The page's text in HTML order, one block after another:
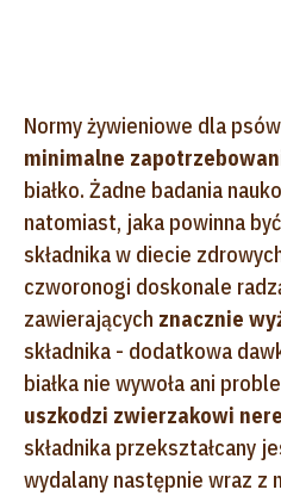
Normy żywieniowe dla
minimalne
białko. Żadne badania
natomiast, jaka powinna być
składnika w diecie
czworonogi doskonale
zawierających znacznie
składnika - dodatkowa
białka nie wywoła ani
uszkodzi zwierzakowi
składnika przekształcany
wydalany następnie wraz z